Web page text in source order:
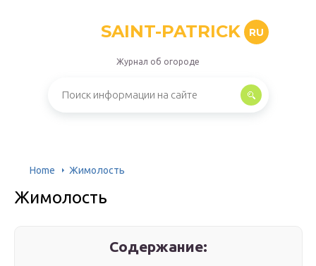
SAINT-PATRICK RU
Журнал об огороде
Home Жимолость
Жимолость
Содержание: